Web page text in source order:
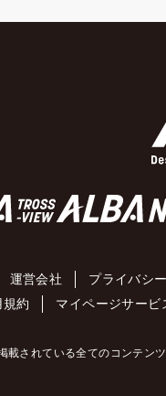
運営会社 プライバシ
約
マイページサービ
載されている全てのコンテン